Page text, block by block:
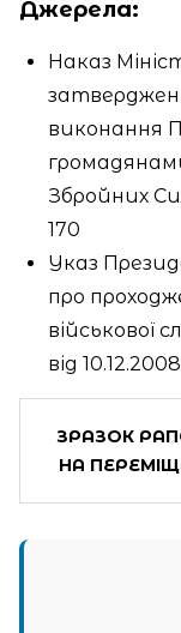
Джерела:
Наказ
виконання
Збройних
170
Указ
про
військової
від
ЗРАЗОК
НА